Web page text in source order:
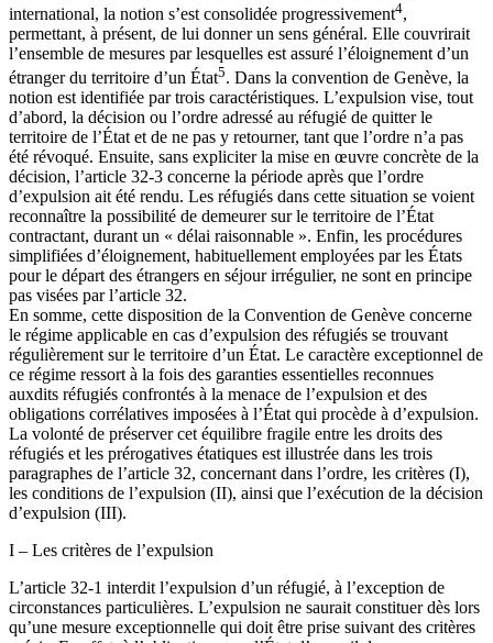
international, la notion s’est consolidée progressivement4,
permettant, à présent, de lui donner un sens général. Elle couvrirait
l’ensemble de mesures par lesquelles est assuré l’éloignement d’un
étranger du territoire d’un État5. Dans la convention de Genève, la
notion est identifiée par trois caractéristiques. L’expulsion vise, tout
d’abord, la décision ou l’ordre adressé au réfugié de quitter le
territoire de l’État et de ne pas y retourner, tant que l’ordre n’a pas
été révoqué. Ensuite, sans expliciter la mise en œuvre concrète de la
décision, l’article 32-3 concerne la période après que l’ordre
d’expulsion ait été rendu. Les réfugiés dans cette situation se voient
reconnaître la possibilité de demeurer sur le territoire de l’État
contractant, durant un « délai raisonnable ». Enfin, les procédures
simplifiées d’éloignement, habituellement employées par les États
pour le départ des étrangers en séjour irrégulier, ne sont en principe
pas visées par l’article 32.
En somme, cette disposition de la Convention de Genève concerne
le régime applicable en cas d’expulsion des réfugiés se trouvant
régulièrement sur le territoire d’un État. Le caractère exceptionnel de
ce régime ressort à la fois des garanties essentielles reconnues
auxdits réfugiés confrontés à la menace de l’expulsion et des
obligations corrélatives imposées à l’État qui procède à d’expulsion.
La volonté de préserver cet équilibre fragile entre les droits des
réfugiés et les prérogatives étatiques est illustrée dans les trois
paragraphes de l’article 32, concernant dans l’ordre, les critères (I),
les conditions de l’expulsion (II), ainsi que l’exécution de la décision
d’expulsion (III).
I – Les critères de l’expulsion
L’article 32-1 interdit l’expulsion d’un réfugié, à l’exception de
circonstances particulières. L’expulsion ne saurait constituer dès lors
qu’une mesure exceptionnelle qui doit être prise suivant des critères